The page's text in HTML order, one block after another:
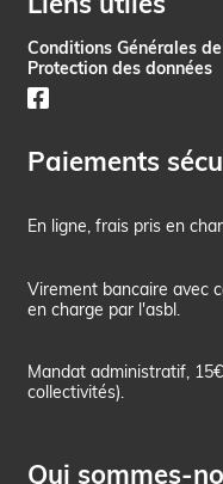
Conditions Générales
Protection des données
Paiements
En ligne, frais pris en
Virement bancaire avec
en charge par l'asbl.
Mandat administratif,
collectivités).
Qui sommes-